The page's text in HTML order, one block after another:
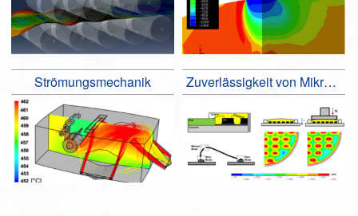
Strömungsmechanik Zuverlässigkeit von Mikroelektronik